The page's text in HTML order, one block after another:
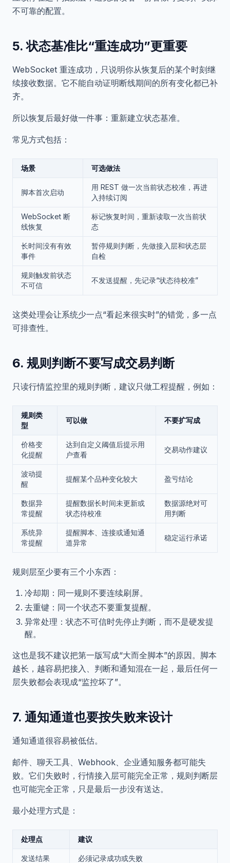
不可靠的配置。
5. 状态基准比“重连成功”更重要
WebSocket 重连成功，只说明你从恢复后的某个时刻继
续接收数据。它不能自动证明断线期间的所有变化都已补
齐。
所以恢复后最好做一件事：重新建立状态基准。
常见方式包括：
场景 可选做法
脚本首次启动
用 REST 做一次当前状态校准，再进
入持续订阅
WebSocket 断
线恢复
标记恢复时间，重新读取一次当前状
态
长时间没有有效
事件
暂停规则判断，先做接入层和状态层
自检
规则触发前状态
不可信
不发送提醒，先记录“状态待校准”
这类处理会让系统少一点“看起来很实时”的错觉，多一点
可排查性。
6. 规则判断不要写成交易判断
只读行情监控里的规则判断，建议只做工程提醒，例如：
规则类
型
可以做 不要扩写成
价格变
化提醒
达到自定义阈值后提示用
户查看
交易动作建议
波动提
醒
提醒某个品种变化较大 盈亏结论
数据异
常提醒
提醒数据长时间未更新或
状态待校准
数据源绝对可
用判断
系统异
常提醒
提醒脚本、连接或通知通
道异常
稳定运行承诺
规则层至少要有三个小东西：
冷却期：同一规则不要连续刷屏。
去重键：同一个状态不要重复提醒。
异常处理：状态不可信时先停止判断，而不是硬发提
醒。
这也是我不建议把第一版写成“大而全脚本”的原因。脚本
越长，越容易把接入、判断和通知混在一起，最后任何一
层失败都会表现成“监控坏了”。
7. 通知通道也要按失败来设计
通知通道很容易被低估。
邮件、聊天工具、Webhook、企业通知服务都可能失
败。它们失败时，行情接入层可能完全正常，规则判断层
也可能完全正常，只是最后一步没有送达。
最小处理方式是：
处理点 建议
发送结果 必须记录成功或失败